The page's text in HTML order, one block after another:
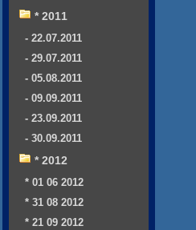
* 2011
- 22.07.2011
- 29.07.2011
- 05.08.2011
- 09.09.2011
- 23.09.2011
- 30.09.2011
* 2012
* 01 06 2012
* 31 08 2012
* 21 09 2012